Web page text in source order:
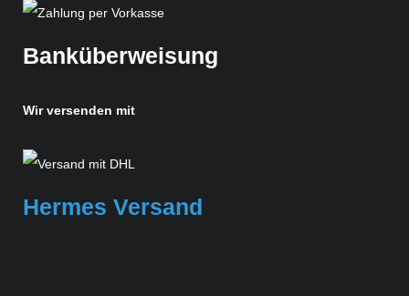
Banküberweisung
Wir versenden mit
Hermes Versand